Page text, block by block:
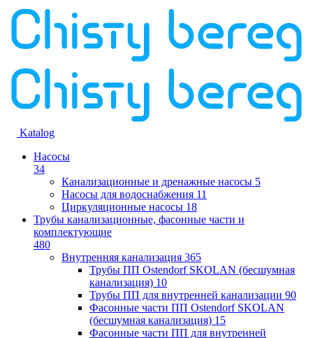
Katalog
Насосы
34
Канализационные и дренажные насосы 5
Насосы для водоснабжения 11
Циркуляционные насосы 18
Трубы канализационные, фасонные части и
комплектующие
480
Внутренняя канализация 365
Трубы ПП Ostendorf SKOLAN (бесшумная
канализация) 10
Трубы ПП для внутренней канализации 90
Фасонные части ПП Ostendorf SKOLAN
(бесшумная канализация) 15
Фасонные части ПП для внутренней